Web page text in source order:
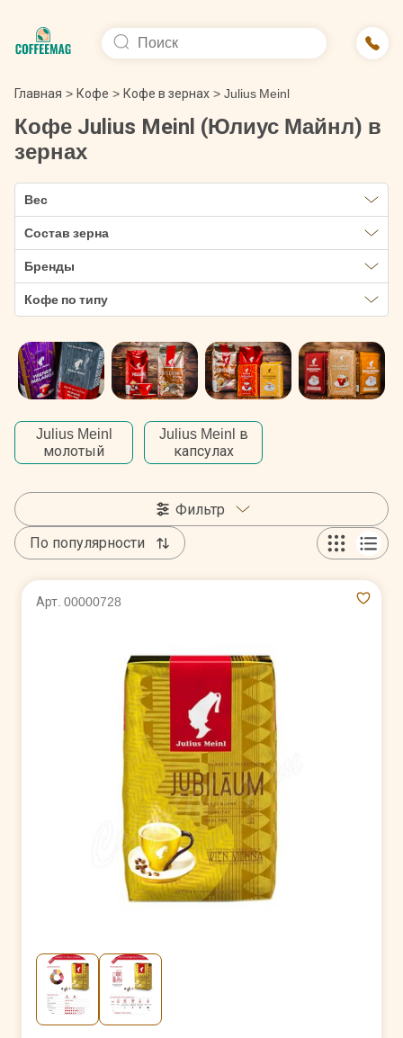
Главная > Кофе > Кофе в зернах > Julius Meinl
Кофе Julius Meinl (Юлиус Майнл) в
зернах
Вес
Состав зерна
Бренды
Кофе по типу
Julius Meinl
молотый
Julius Meinl в
капсулах
Фильтр
По популярности
Арт. 00000728